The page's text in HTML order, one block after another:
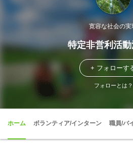
寛容な社会の実
特定非営利活
+ フォローす
フォローとは？
ホーム ボランティア/インターン 職員/バ